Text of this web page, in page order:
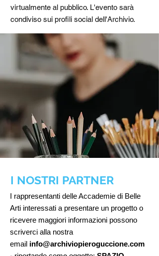
virtualmente al pubblico. L'evento sarà
condiviso sui profili social dell'Archivio.
I NOSTRI PARTNER
I rappresentanti delle Accademie di Belle
Arti interessati a presentare un progetto o
ricevere maggiori informazioni possono
scriverci alla nostra
email info@archiviopieroguccione.com